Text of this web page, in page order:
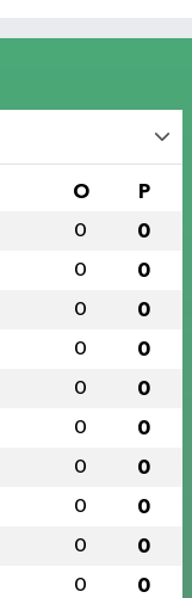
O P
0 0
0 0
0 0
0 0
0 0
0 0
0 0
0 0
0 0
0 0